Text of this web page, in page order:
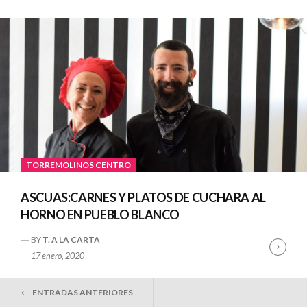
TORREMOLINOS CENTRO
ASCUAS:CARNES Y PLATOS DE CUCHARA AL
HORNO EN PUEBLO BLANCO
BY T. A LA CARTA
17 enero, 2020
NAVEGACIÓN
ENTRADAS ANTERIORES